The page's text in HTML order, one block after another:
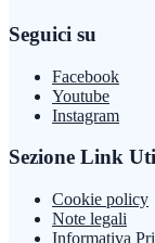
Seguici su
Facebook
Youtube
Instagram
Sezione Link
Cookie policy
Note legali
Informativa